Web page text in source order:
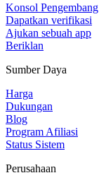
Konsol Pengembang
Dapatkan verifikasi
Ajukan sebuah app
Beriklan
Sumber Daya
Harga
Dukungan
Blog
Program Afiliasi
Status Sistem
Perusahaan